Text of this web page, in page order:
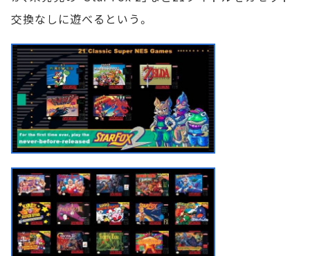
交換なしに遊べるという。